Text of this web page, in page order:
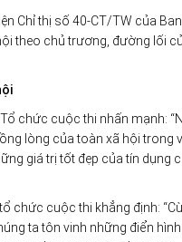
Chỉ thị số 40-CT/TW của
theo chủ trương, đường lối
chức cuộc thi nhấn mạnh:
lòng của toàn xã hội trong
giá trị tốt đẹp của tín dụng
chức cuộc thi khẳng định:
ta tôn vinh những điển